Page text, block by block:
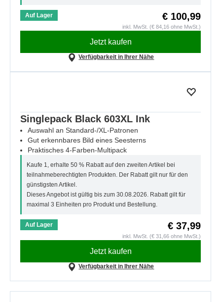
Auf Lager € 100,99
inkl. MwSt. (€ 84,16 ohne MwSt.)
Jetzt kaufen
Verfügbarkeit in Ihrer Nähe
Singlepack Black 603XL Ink
Auswahl an Standard-/XL-Patronen
Gut erkennbares Bild eines Seesterns
Praktisches 4-Farben-Multipack
Kaufe 1, erhalte 50 % Rabatt auf den zweiten Artikel bei
teilnahmeberechtigten Produkten. Der Rabatt gilt nur für den
günstigsten Artikel.
Dieses Angebot ist gültig bis zum 30.08.2026. Rabatt gilt für
maximal 3 Einheiten pro Produkt und Bestellung.
Auf Lager € 37,99
inkl. MwSt. (€ 31,66 ohne MwSt.)
Jetzt kaufen
Verfügbarkeit in Ihrer Nähe